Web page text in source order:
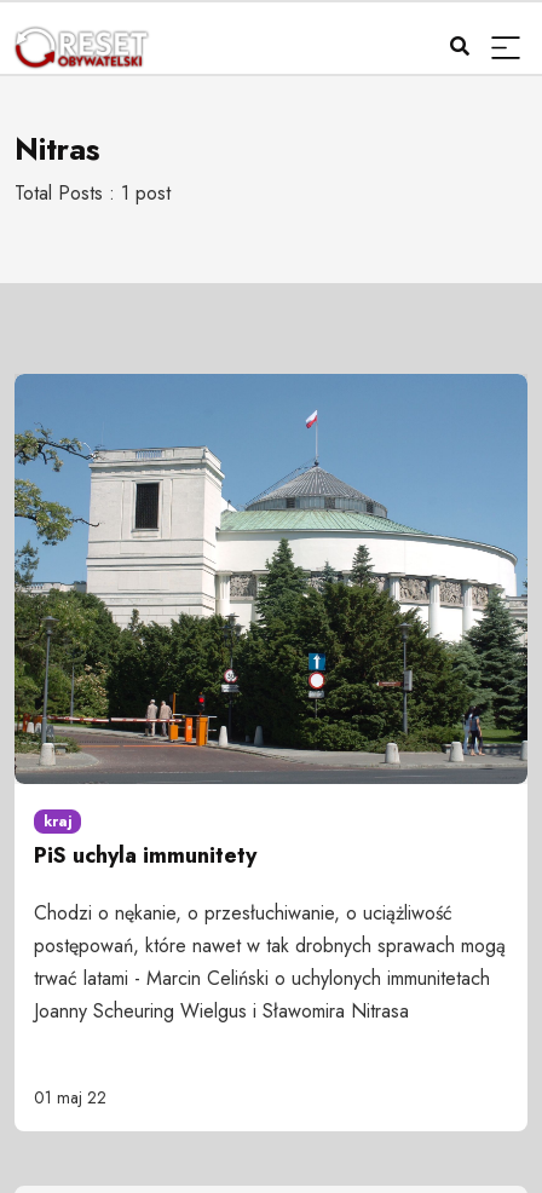
Nitras
Total Posts : 1 post
kraj
PiS uchyla immunitety
Chodzi o nękanie, o przesłuchiwanie, o uciążliwość
postępowań, które nawet w tak drobnych sprawach mogą
trwać latami - Marcin Celiński o uchylonych immunitetach
Joanny Scheuring Wielgus i Sławomira Nitrasa
01 maj 22